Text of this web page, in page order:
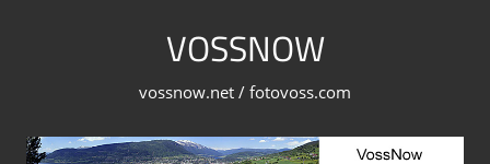
VOSSNOW
vossnow.net / fotovoss.com